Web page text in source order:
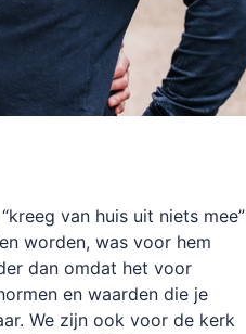
van huis uit niets mee”
worden, was voor hem
dan omdat het voor
en waarden die je
We zijn ook voor de kerk